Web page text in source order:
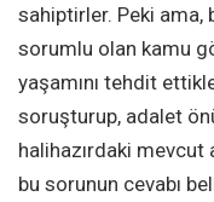
sahiptirler. Peki ama,
sorumlu olan kamu
yaşamını tehdit
soruşturup, adalet
halihazırdaki
bu sorunun cevabı